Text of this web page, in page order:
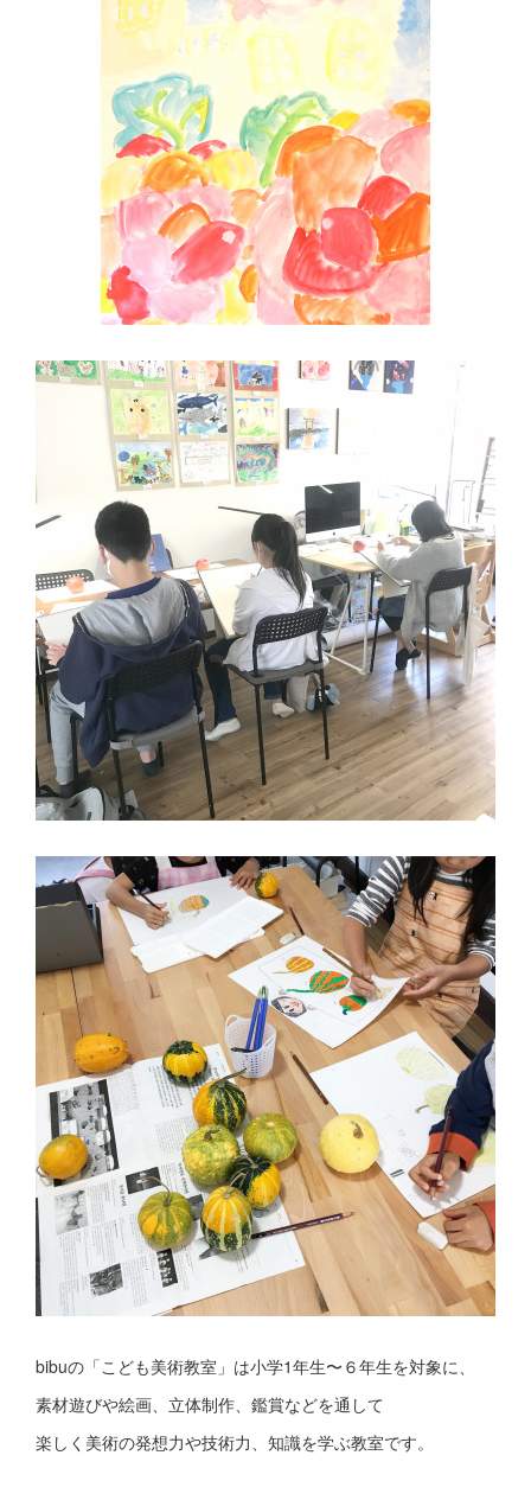
bibuの「こども美術教室」は小学1年生〜６年生を対象に、
素材遊びや絵画、立体制作、鑑賞などを通して
楽しく美術の発想力や技術力、知識を学ぶ教室です。